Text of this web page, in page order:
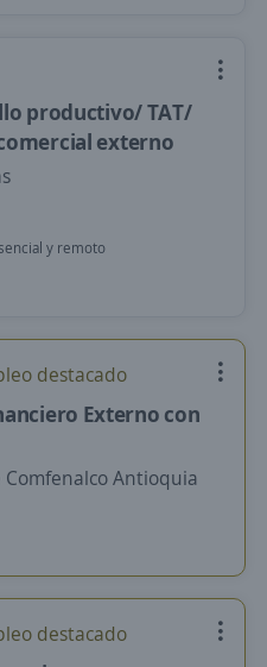
productivo/ TAT/
externo
y remoto
destacado
Externo con
Antioquia
destacado